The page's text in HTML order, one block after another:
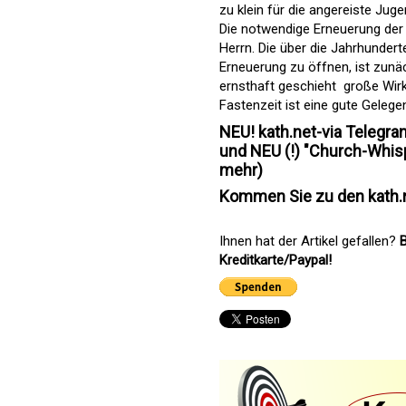
zu klein für die angereiste
Die notwendige Erneuerung
Herrn. Die über die
Erneuerung zu öffnen, ist
ernsthaft geschieht  große
Fastenzeit ist eine gute
NEU! kath.net-via
und NEU (!) "Church-
mehr)
Kommen Sie zu den
Ihnen hat der Artikel gefallen?
Kreditkarte/Paypal!